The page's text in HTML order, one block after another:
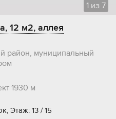
1 из 7
12 м2, аллея
район, муниципальный
1930 м
Этаж: 13 / 15